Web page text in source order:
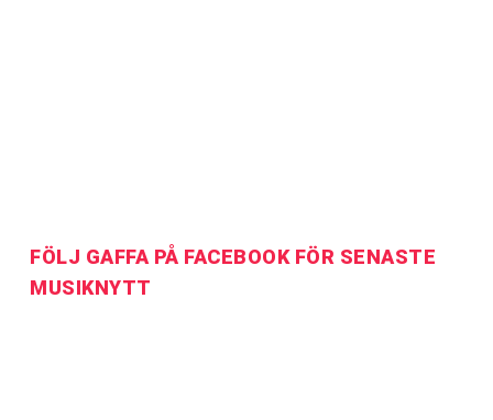
FÖLJ GAFFA PÅ FACEBOOK FÖR SENASTE
MUSIKNYTT